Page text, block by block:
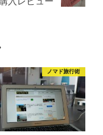
ノマド旅行術